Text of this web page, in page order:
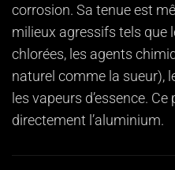
corrosion. Sa tenue est
milieux agressifs tels que
chlorées, les agents
naturel comme la sueur),
les vapeurs d’essence.
directement l’aluminium.